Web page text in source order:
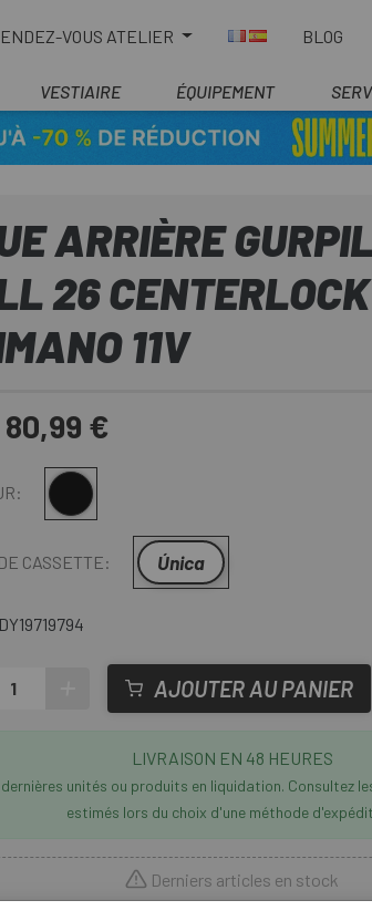
VOUS ATELIER BLOG
VESTIAIRE ÉQUIPEMENT
ARRIÈRE
26 CENTERLOCK
11V
80,99 €
CASSETTE: Única
DY19719794
AJOUTER AU PANIER
LIVRAISON EN 48 HEURES
unités ou produits en liquidation. Consultez
estimés lors du choix d'une méthode
Derniers articles en stock